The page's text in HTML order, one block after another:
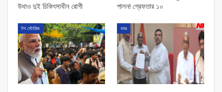
উধাও দুই চিকিৎসাধীন রোগী
পালন! গ্রেফতার ১০
টপ স্টোরিজ খবর